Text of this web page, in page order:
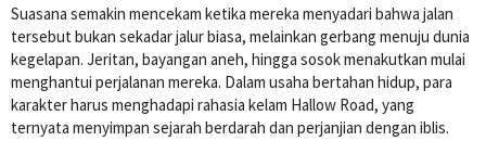
Suasana semakin mencekam ketika mereka menyadari bahwa jalan
tersebut bukan sekadar jalur biasa, melainkan gerbang menuju dunia
kegelapan. Jeritan, bayangan aneh, hingga sosok menakutkan mulai
menghantui perjalanan mereka. Dalam usaha bertahan hidup, para
karakter harus menghadapi rahasia kelam Hallow Road, yang
ternyata menyimpan sejarah berdarah dan perjanjian dengan iblis.